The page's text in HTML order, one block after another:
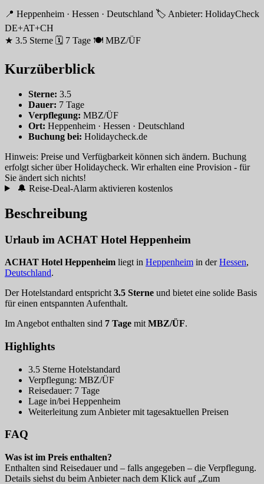
📍 Heppenheim · Hessen · Deutschland 🏷 Anbieter: HolidayCheck
DE+AT+CH
★ 3.5 Sterne 🗓 7 Tage 🍽 MBZ/ÜF
Kurzüberblick
Sterne: 3.5
Dauer: 7 Tage
Verpflegung: MBZ/ÜF
Ort: Heppenheim · Hessen · Deutschland
Buchung bei: Holidaycheck.de
Hinweis: Preise und Verfügbarkeit können sich ändern. Buchung
erfolgt sicher über Holidaycheck. Wir erhalten eine Provision - für
Sie ändert sich nichts!
🔔 Reise-Deal-Alarm aktivieren kostenlos
Beschreibung
Urlaub im ACHAT Hotel Heppenheim
ACHAT Hotel Heppenheim liegt in Heppenheim in derHessen,
Deutschland.
Der Hotelstandard entspricht 3.5 Sterne und bietet eine solide Basis
für einen entspannten Aufenthalt.
Im Angebot enthalten sind 7 Tage mit MBZ/ÜF.
Highlights
3.5 Sterne Hotelstandard
Verpflegung: MBZ/ÜF
Reisedauer: 7 Tage
Lage in/bei Heppenheim
Weiterleitung zum Anbieter mit tagesaktuellen Preisen
FAQ
Was ist im Preis enthalten?
Enthalten sind Reisedauer und – falls angegeben – die Verpflegung.
Details siehst du beim Anbieter nach dem Klick auf „Zum